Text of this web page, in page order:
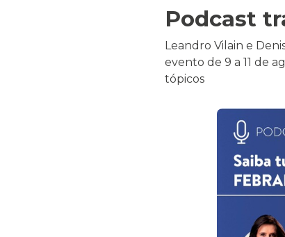
Podcast
Leandro Vilain e
evento de 9 a 11 de
tópicos